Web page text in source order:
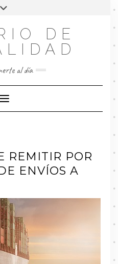
cabeceraDE
al día
Cambiar modo de navegación
REMITIR POR
ENVÍOS A